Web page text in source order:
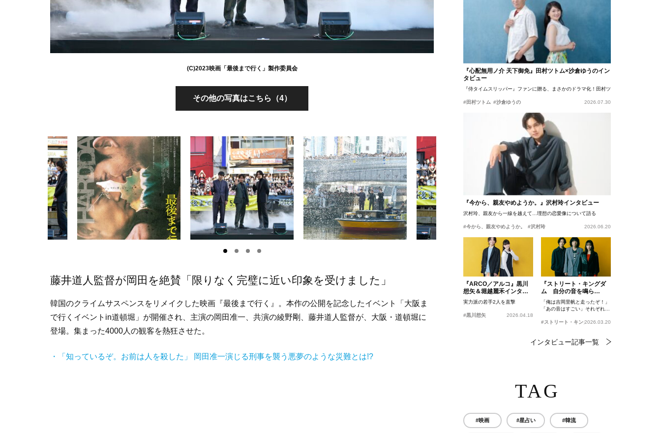
(C)2023映画「最後まで行く」製作委員会
その他の写真はこちら（4）
藤井道人監督が岡田を絶賛「限りなく完璧に近い印象を受けました」
韓国のクライムサスペンスをリメイクした映画『最後まで行く』。本作の公開を記念したイベント「大阪ま
で行くイベントin道頓堀」が開催され、主演の岡田准一、共演の綾野剛、藤井道人監督が、大阪・道頓堀に
登場。集まった4000人の観客を熱狂させた。
・「知っているぞ。お前は人を殺した」 岡田准一演じる刑事を襲う悪夢のような災難とは!?
『心配無用ノ介 天下御免』田村ツトム×沙倉ゆうのイン
タビュー
『侍タイムスリッパー』ファンに贈る、まさかのドラマ化！田村ツトム×沙倉ゆうのが語
#田村ツトム #沙倉ゆうの 2026.07.30
『今から、親友やめようか。』沢村玲インタビュー
沢村玲、親友から一線を越えて…理想の恋愛像について語る
#今から、親友やめようか。 #沢村玲 2026.06.20
『ARCO／アルコ』黒川
想矢＆堀越麗禾インタビ
ュー
実力派の若手2人を直撃
#黒川想矢 2026.04.18
『ストリート・キングダ
ム 自分の音を鳴ら
せ。』峯田和伸、若葉竜
也、吉岡里帆インタビュ
ー
「俺は吉岡里帆と走ったぞ！」
「あの音はすごい」それぞれの
#ストリート・キングダム 自分の音を鳴らせ。
2026.03.20
インタビュー記事一覧
TAG
#映画 #星占い #韓流